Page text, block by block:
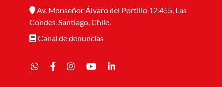
Av. Monseñor Álvaro del Portillo 12.455, Las
Condes. Santiago, Chile.
Canal de denuncias